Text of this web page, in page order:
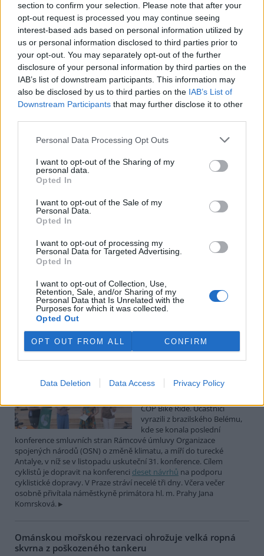
section to confirm your selection. Please note that after your
opt-out request is processed you may continue seeing
interest-based ads based on personal information utilized by
us or personal information disclosed to third parties prior to
your opt-out. You may separately opt-out of the further
disclosure of your personal information by third parties on the
IAB’s list of downstream participants. This information may
also be disclosed by us to third parties on the IAB’s List of
Downstream Participants that may further disclose it to other
Personal Data Processing Opt Outs
I want to opt-out of the Sharing of my
personal data.
Opted In
I want to opt-out of the Sale of my
Personal Data.
Opted In
I want to opt-out of processing my
Personal Data for Targeted Advertising.
Opted In
I want to opt-out of Collection, Use,
Retention, Sale, and/or Sharing of my
Personal Data that Is Unrelated with the
Purposes for which it was collected.
Opted Out
OPT OUT FROM ALL CONFIRM
Data Deletion Data Access Privacy Policy
Ředitelé odborů i mluvčí se z ČIŽP rozhodli odejít z
vlastní vůle, řekl Straka
ČTK )
Diskuse: 1
Ředitel odboru vnitřních
služeb Matěj Mrlina, vedoucí
služebního úřadu Oldřich
Jarolím a tisková mluvčí Miriam
Loužecká končí na České
inspekci životního prostředí (ČIŽP) z vlastní iniciativy. Na dotaz ČTK
to napsal nový ředitel inspekce Pavel Straka (za Motoristy). O jejich
Podle něj tak končí dva z pěti ředitelů odborů na ČIŽP.
Veterináři v horku ošetřují více zvířat, ohrožení jsou psi
se zploštělým čumákem
6.8.2026 15:15 (ČTK)
Veterináři v současných
podle nich patří plemena psů s
krátkou lebkou a zploštělým
čumákem, jako jsou například mopsi nebo buldočci, starší jedinci a
vyhledávají veterinární ošetření nejčastěji kvůli přehřátí organismu,
dehydrataci nebo kolapsu. ČTK to sdělila viceprezidentka Komory
veterinárních lékařů ČR Kateřina Valdhans.
Do Prahy dorazili jezdci cyklistické štafety, míří na
konferenci o klimatu
Do Prahy dnes dorazili jezdci
COP Bike Ride. Účastníci
vyrazili z brazilského Belému,
kde se konala poslední
konference smluvních stran Rámcové úmluvy Organizace
spojených národů (OSN) o změně klimatu, a míří do turecké
Antalye, v níž se v listopadu uskuteční 31. konference. Cílem
cyklistů je dopravit na konferenci deset návrhů na podporu
cyklistické dopravy. V Praze stráví necelé tři dny. Včera večer
osobně přivítala náměstkyně primátora hl. m. Prahy Jana
Komrsková.
Ománskou mořskou rezervaci ohrožuje velká ropná
skvrna z poškozeného tankeru